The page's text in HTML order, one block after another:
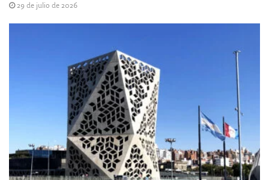
29 de julio de 2026